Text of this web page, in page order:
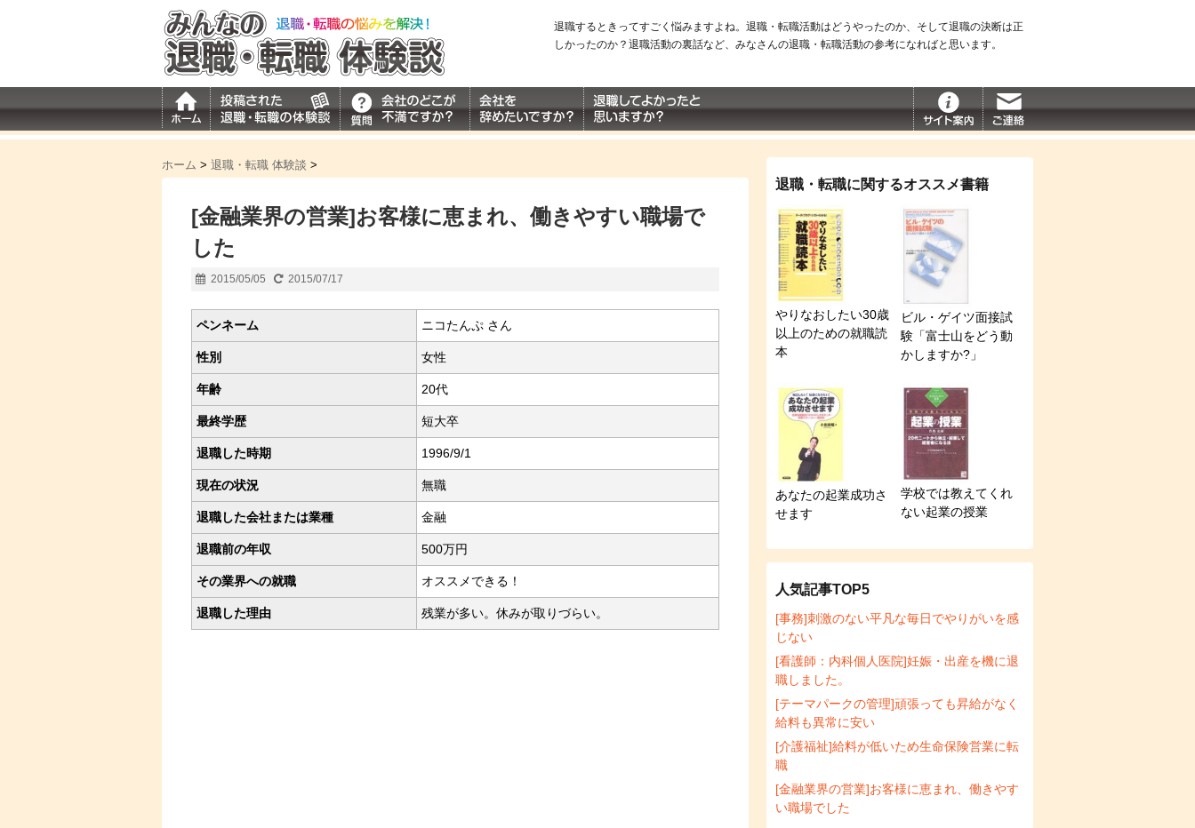
退職するときってすごく悩みますよね。退職・転職活動はどうやったのか、そして退職の決断は正
しかったのか？退職活動の裏話など、みなさんの退職・転職活動の参考になればと思います。
ホーム > 退職・転職 体験談 >
[金融業界の営業]お客様に恵まれ、働きやすい職場で
した
2015/05/05 2015/07/17
ペンネーム ニコたんぷ さん
性別 女性
年齢 20代
最終学歴 短大卒
退職した時期 1996/9/1
現在の状況 無職
退職した会社または業種 金融
退職前の年収 500万円
その業界への就職 オススメできる！
退職した理由 残業が多い。休みが取りづらい。
退職・転職に関するオススメ書籍
やりなおしたい30歳
以上のための就職読
本
ビル・ゲイツ面接試
験「富士山をどう動
かしますか?」
あなたの起業成功さ
せます
学校では教えてくれ
ない起業の授業
人気記事TOP5
[事務]刺激のない平凡な毎日でやりがいを感
じない
[看護師：内科個人医院]妊娠・出産を機に退
職しました。
[テーマパークの管理]頑張っても昇給がなく
給料も異常に安い
[介護福祉]給料が低いため生命保険営業に転
職
[金融業界の営業]お客様に恵まれ、働きやす
い職場でした